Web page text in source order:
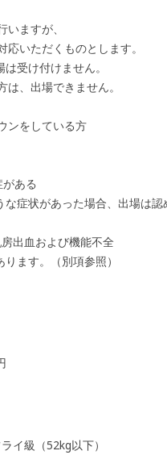
ますが、
いただくものとします。
受け付けません。
、出場できません。
ンをしている方
ある
症状があった場合、出場は認
出血および機能不全
ます。（別項参照）
イ級（52kg以下）